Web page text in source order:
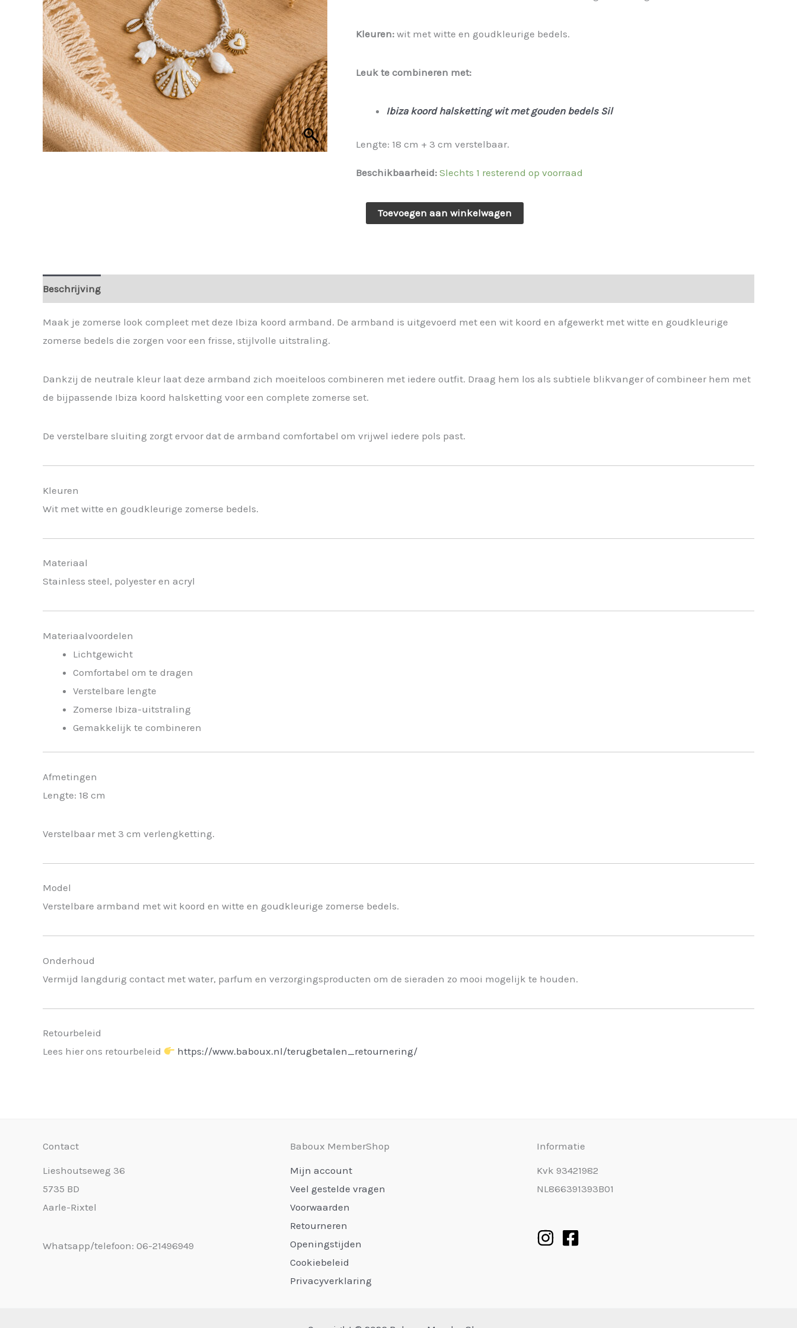
Kleuren: wit met witte en goudkleurige bedels.
Leuk te combineren met:
Ibiza koord halsketting wit met gouden bedels Sil
Lengte: 18 cm + 3 cm verstelbaar.
Beschikbaarheid: Slechts 1 resterend op voorraad
LAATSTE!
met
goud/witte
-
187371
Toevoegen aan winkelwagen
Beschrijving
Maak je zomerse look compleet met deze Ibiza koord armband. De armband is uitgevoerd met een wit koord en afgewerkt met witte en goudkleurige
zomerse bedels die zorgen voor een frisse, stijlvolle uitstraling.
Dankzij de neutrale kleur laat deze armband zich moeiteloos combineren met iedere outfit. Draag hem los als subtiele blikvanger of combineer hem met
de bijpassende Ibiza koord halsketting voor een complete zomerse set.
De verstelbare sluiting zorgt ervoor dat de armband comfortabel om vrijwel iedere pols past.
Kleuren
Wit met witte en goudkleurige zomerse bedels.
Materiaal
Stainless steel, polyester en acryl
Materiaalvoordelen
Lichtgewicht
Comfortabel om te dragen
Verstelbare lengte
Zomerse Ibiza-uitstraling
Gemakkelijk te combineren
Afmetingen
Lengte: 18 cm
Verstelbaar met 3 cm verlengketting.
Model
Verstelbare armband met wit koord en witte en goudkleurige zomerse bedels.
Onderhoud
Vermijd langdurig contact met water, parfum en verzorgingsproducten om de sieraden zo mooi mogelijk te houden.
Retourbeleid
Lees hier ons retourbeleid
https://www.baboux.nl/terugbetalen_retournering/
Contact
Lieshoutseweg 36
5735 BD
Aarle-Rixtel
Whatsapp/telefoon: 06-21496949
Baboux MemberShop
Mijn account
Veel gestelde vragen
Voorwaarden
Retourneren
Openingstijden
Cookiebeleid
Privacyverklaring
Informatie
Kvk 93421982
NL866391393B01